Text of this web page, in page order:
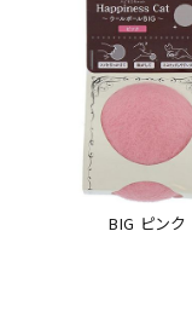
BIG ピンク